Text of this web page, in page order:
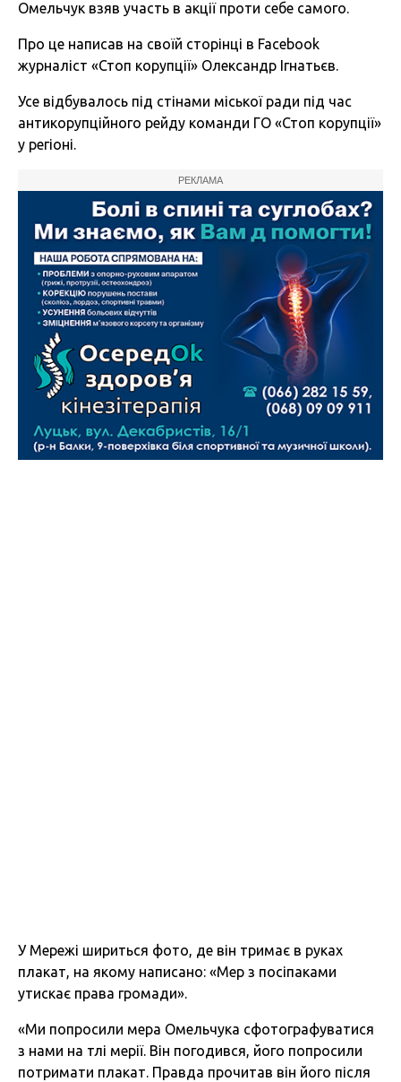
Омельчук взяв участь в акції проти себе самого.
Про це написав на своїй сторінці в Facebook
журналіст «Стоп корупції» Олександр Ігнатьєв.
Усе відбувалось під стінами міської ради під час
антикорупційного рейду команди ГО «Стоп корупції»
у регіоні.
РЕКЛАМА
У Мережі шириться фото, де він тримає в руках
плакат, на якому написано: «Мер з посіпаками
утискає права громади».
«Ми попросили мера Омельчука сфотографуватися
з нами на тлі мерії. Він погодився, його попросили
потримати плакат. Правда прочитав він його після